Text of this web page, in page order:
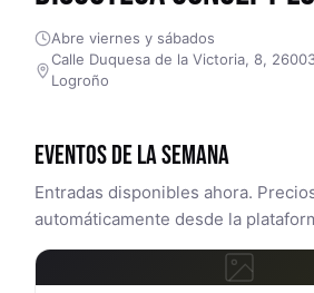
Abre viernes y sábados
Calle Duquesa de la Victoria, 8,
Logroño
EVENTOS DE LA SEMANA
Entradas disponibles ahora.
automáticamente desde la